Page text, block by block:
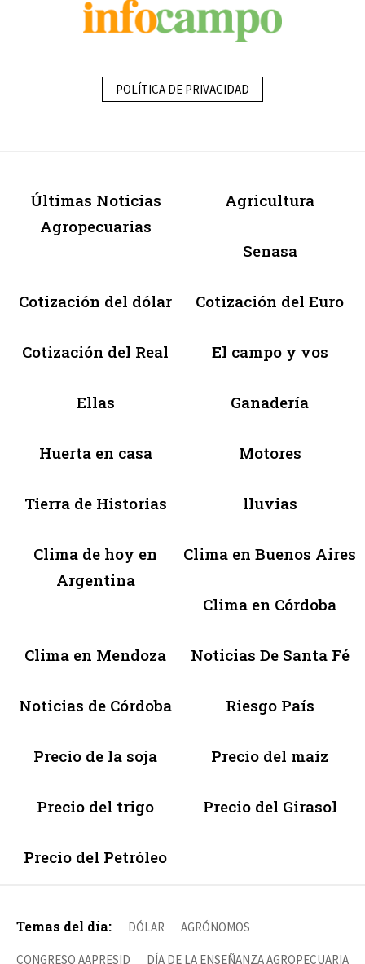
POLÍTICA DE PRIVACIDAD
Últimas Noticias
Agropecuarias
Agricultura
Senasa
Cotización del dólar Cotización del Euro
Cotización del Real El campo y vos
Ellas Ganadería
Huerta en casa Motores
Tierra de Historias lluvias
Clima de hoy en
Argentina
Clima en Buenos Aires
Clima en Córdoba
Clima en Mendoza Noticias De Santa Fé
Noticias de Córdoba Riesgo País
Precio de la soja Precio del maíz
Precio del trigo Precio del Girasol
Precio del Petróleo
Temas del día: DÓLAR AGRÓNOMOS
CONGRESO AAPRESID DÍA DE LA ENSEÑANZA AGROPECUARIA